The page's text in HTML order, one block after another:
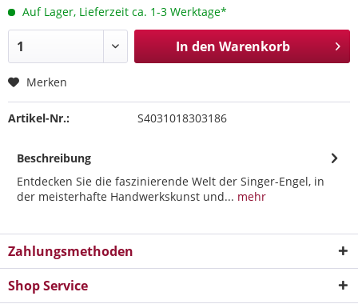
Auf Lager, Lieferzeit ca. 1-3 Werktage*
In den Warenkorb
Merken
Artikel-Nr.: S4031018303186
Beschreibung
Entdecken Sie die faszinierende Welt der Singer-Engel, in
der meisterhafte Handwerkskunst und... mehr
Zahlungsmethoden
Shop Service